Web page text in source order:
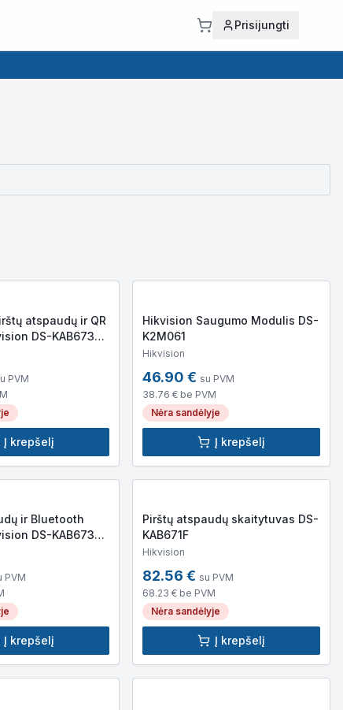
Prisijungti
atspaudų ir QR
DS-KAB673-
PVM
Į krepšelį
Hikvision Saugumo Modulis DS-
K2M061
Hikvision
46.90 € su PVM
38.76 € be PVM
Nėra sandėlyje
Į krepšelį
ir Bluetooth
DS-KAB673-
PVM
Į krepšelį
Pirštų atspaudų skaitytuvas DS-
KAB671F
Hikvision
82.56 € su PVM
68.23 € be PVM
Nėra sandėlyje
Į krepšelį